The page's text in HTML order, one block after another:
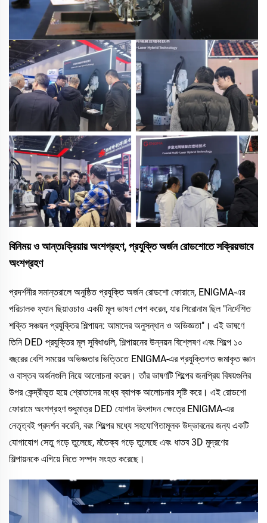
বিনিময় ও আন্তঃক্রিয়ায় অংশগ্রহণ, প্রযুক্তি অর্জন রোডশোতে সক্রিয়ভাবে
অংশগ্রহণ
প্রদর্শনীর সমান্তরালে অনুষ্ঠিত প্রযুক্তি অর্জন রোডশো ফোরামে, ENIGMA-এর
পরিচালক ফ্যান ছিয়াওচাও একটি মূল ভাষণ পেশ করেন, যার শিরোনাম ছিল "নির্দেশিত
শক্তি সঞ্চয়ন প্রযুক্তির শিল্পায়ন: আমাদের অনুসন্ধান ও অভিজ্ঞতা"। এই ভাষণে
তিনি DED প্রযুক্তির মূল সুবিধাগুলি, শিল্পায়নের উন্নয়ন বিশ্লেষণ এবং শিল্পে ১০
বছরের বেশি সময়ের অভিজ্ঞতার ভিত্তিতে ENIGMA-এর প্রযুক্তিগত জমাকৃত জ্ঞান
ও বাস্তব অর্জনগুলি নিয়ে আলোচনা করেন। তাঁর ভাষণটি শিল্পের জনপ্রিয় বিষয়গুলির
উপর কেন্দ্রীভূত হয়ে শ্রোতাদের মধ্যে ব্যাপক আলোচনার সৃষ্টি করে। এই রোডশো
ফোরামে অংশগ্রহণ শুধুমাত্র DED যোগান উৎপাদন ক্ষেত্রে ENIGMA-এর
নেতৃত্বই প্রদর্শন করেনি, বরং শিল্পের মধ্যে সহযোগিতামূলক উদ্ভাবনের জন্য একটি
যোগাযোগ সেতু গড়ে তুলেছে, মতৈক্য গড়ে তুলেছে এবং ধাতব 3D মুদ্রণের
শিল্পায়নকে এগিয়ে নিতে সম্পদ সংহত করেছে।